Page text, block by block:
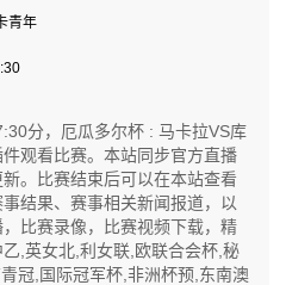
青年
分，厄瓜多尔杯 : 马卡拉VS库
观看比赛。本站同步官方直播
。比赛结束后可以在本站查看
结果、赛事相关新闻报道，以
比赛录像，比赛视频下载，精
,英女北,利女联,欧联合会杯,秘
冠,国际冠军杯,非洲杯预,东南澳